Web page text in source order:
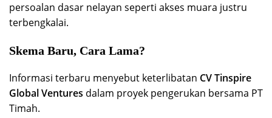
persoalan dasar nelayan seperti akses muara justru
terbengkalai.
Skema Baru, Cara Lama?
Informasi terbaru menyebut keterlibatan CV Tinspire
Global Ventures dalam proyek pengerukan bersama PT
Timah.